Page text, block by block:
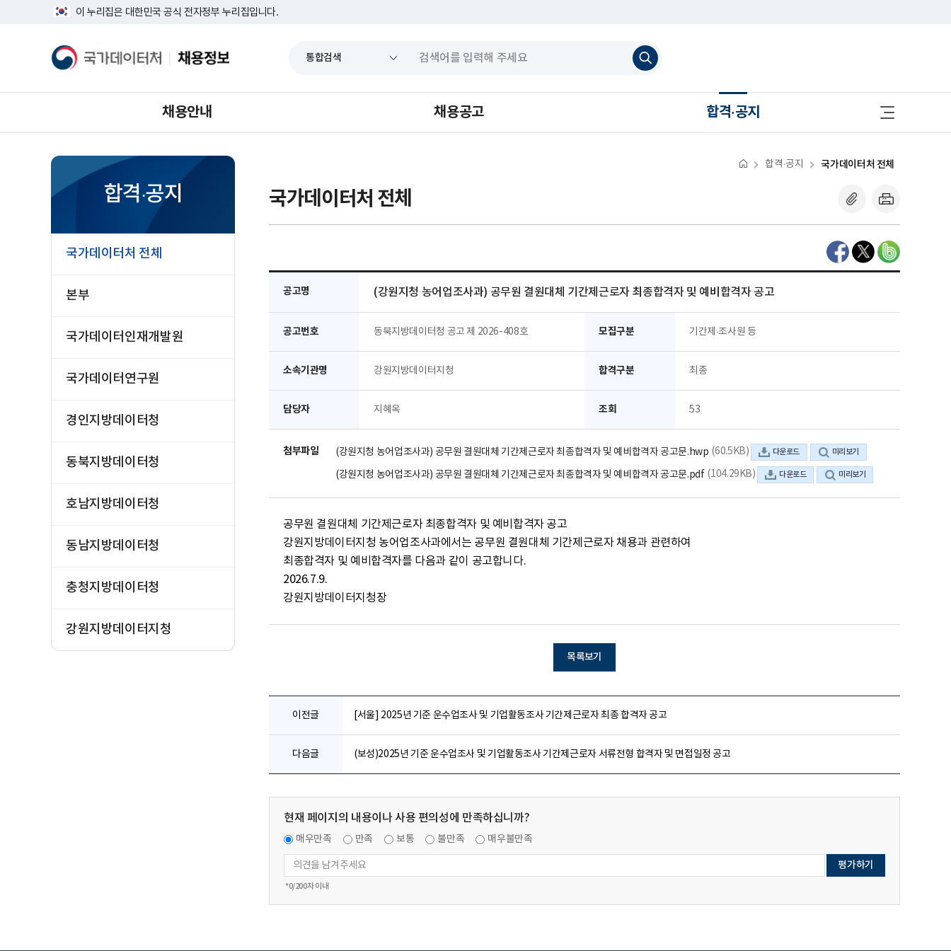
이 누리집은 대한민국 공식 전자정부 누리집입니다.
국
가
데
터
채
용
검
색
하
채용안내 채용공고 합격·공지
사
이
로
합격·공지
국가데이터처 전체
본부
국가데이터인재개발원
국가데이터연구원
경인지방데이터청
동북지방데이터청
호남지방데이터청
동남지방데이터청
충청지방데이터청
강원지방데이터지청
합격·공지 국가데이터처 전체
국가데이터처 전체
공고명 (강원지청 농어업조사과) 공무원 결원대체 기간제근로자 최종합격자 및 예비합격자 공고
공고번호 동북지방데이터청 공고 제 2026-408호 모집구분 기간제·조사원 등
소속기관명 강원지방데이터지청 합격구분 최종
담당자 지혜옥 조회 53
첨부파일 (강원지청 농어업조사과) 공무원 결원대체 기간제근로자 최종합격자 및 예비합격자 공고문.hwp (60.5KB) 다운로드 미리보기
(강원지청 농어업조사과) 공무원 결원대체 기간제근로자 최종합격자 및 예비합격자 공고문.pdf (104.29KB) 다운로드 미리보기
공무원 결원대체 기간제근로자 최종합격자 및 예비합격자 공고
강원지방데이터지청 농어업조사과에서는 공무원 결원대체 기간제근로자 채용과 관련하여
최종합격자 및 예비합격자를 다음과 같이 공고합니다.
2026.7.9.
강원지방데이터지청장
목록보기
이전글 [서울] 2025년 기준 운수업조사 및 기업활동조사 기간제근로자 최종 합격자 공고
다음글 (보성)2025년 기준 운수업조사 및 기업활동조사 기간제근로자 서류전형 합격자 및 면접일정 공고
현재 페이지의 내용이나 사용 편의성에 만족하십니까?
매우만족 만족 보통 불만족 매우불만족
*0/200자 이내